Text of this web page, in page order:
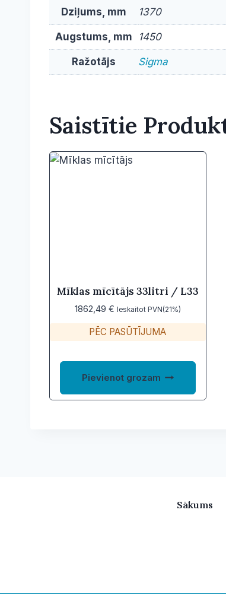
Dziļums, mm 1370
Augstums, mm 1450
Ražotājs Sigma
Saistītie
Mīklas mīcītājs 33litri / L33
1862,49 € Ieskaitot PVN(21%)
PĒC PASŪTĪJUMA
Pievienot grozam
Sākums